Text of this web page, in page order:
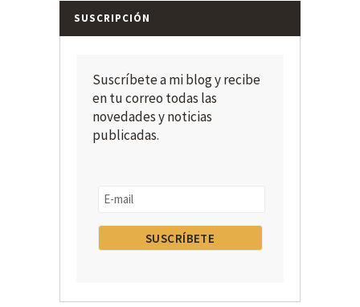
SUSCRIPCIÓN
Suscríbete a mi blog y recibe
en tu correo todas las
novedades y noticias
publicadas.